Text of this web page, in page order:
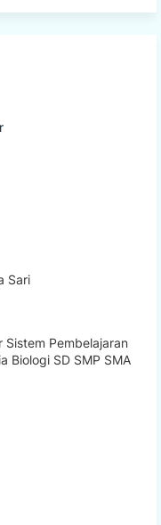
Sari
Sistem Pembelajaran
Biologi SD SMP SMA